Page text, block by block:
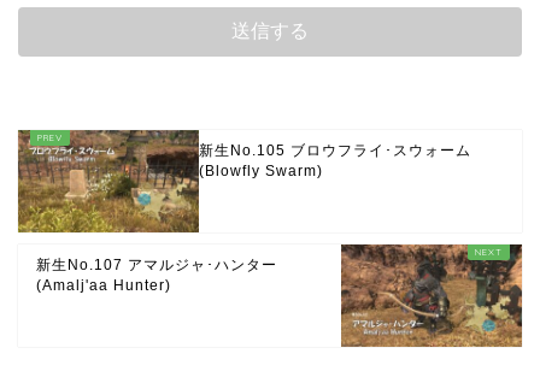
新生No.105 ブロウフライ･スウォーム
(Blowfly Swarm)
新生No.107 アマルジャ･ハンター
(Amalj'aa Hunter)